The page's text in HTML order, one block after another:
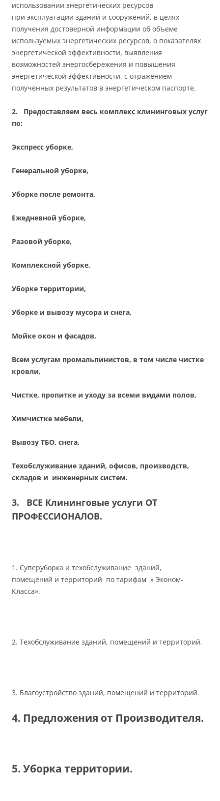
использовании энергетических ресурсов
при эксплуатации зданий и сооружений, в целях
получения достоверной информации об объеме
используемых энергетических ресурсов, о показателях
энергетической эффективности, выявления
возможностей энергосбережения и повышения
энергетической эффективности, с отражением
полученных результатов в энергетическом паспорте.
2.
Предоставляем весь комплекс клининговых услуг
по:
Экспресс уборке,
Генеральной уборке,
Уборке после ремонта,
Ежедневной уборке,
Разовой уборке,
Комплексной уборке,
Уборке территории,
Уборке и вывозу мусора и снега,
Мойке окон и фасадов,
Всем услугам промальпинистов, в том числе чистке
кровли,
Чистке, пропитке и уходу за всеми видами полов,
Химчистке мебели,
Вывозу ТБО, снега.
Техобслуживание зданий, офисов, производств,
складов и инженерных систем.
3. ВСЕ Клининговые услуги ОТ
ПРОФЕССИОНАЛОВ.
1. Суперуборка и техобслуживание зданий,
помещений и территорий по тарифам » Эконом-
Класса».
2. Техобслуживание зданий, помещений и территорий.
3. Благоустройство зданий, помещений и территорий.
4. Предложения от Производителя.
5. Уборка территории.